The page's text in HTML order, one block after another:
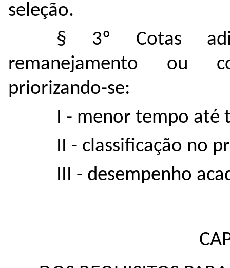
seleção.
§ 3º Cotas
remanejamento ou
priorizando-se:
I - menor tempo até
II - classificação no
III - desempenho